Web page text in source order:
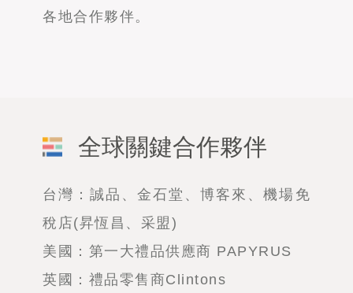
各地合作夥伴。
全球關鍵合作夥伴
台灣：誠品、金石堂、博客來、機場免
稅店(昇恆昌、采盟)
美國：第一大禮品供應商 PAPYRUS
英國：禮品零售商Clintons